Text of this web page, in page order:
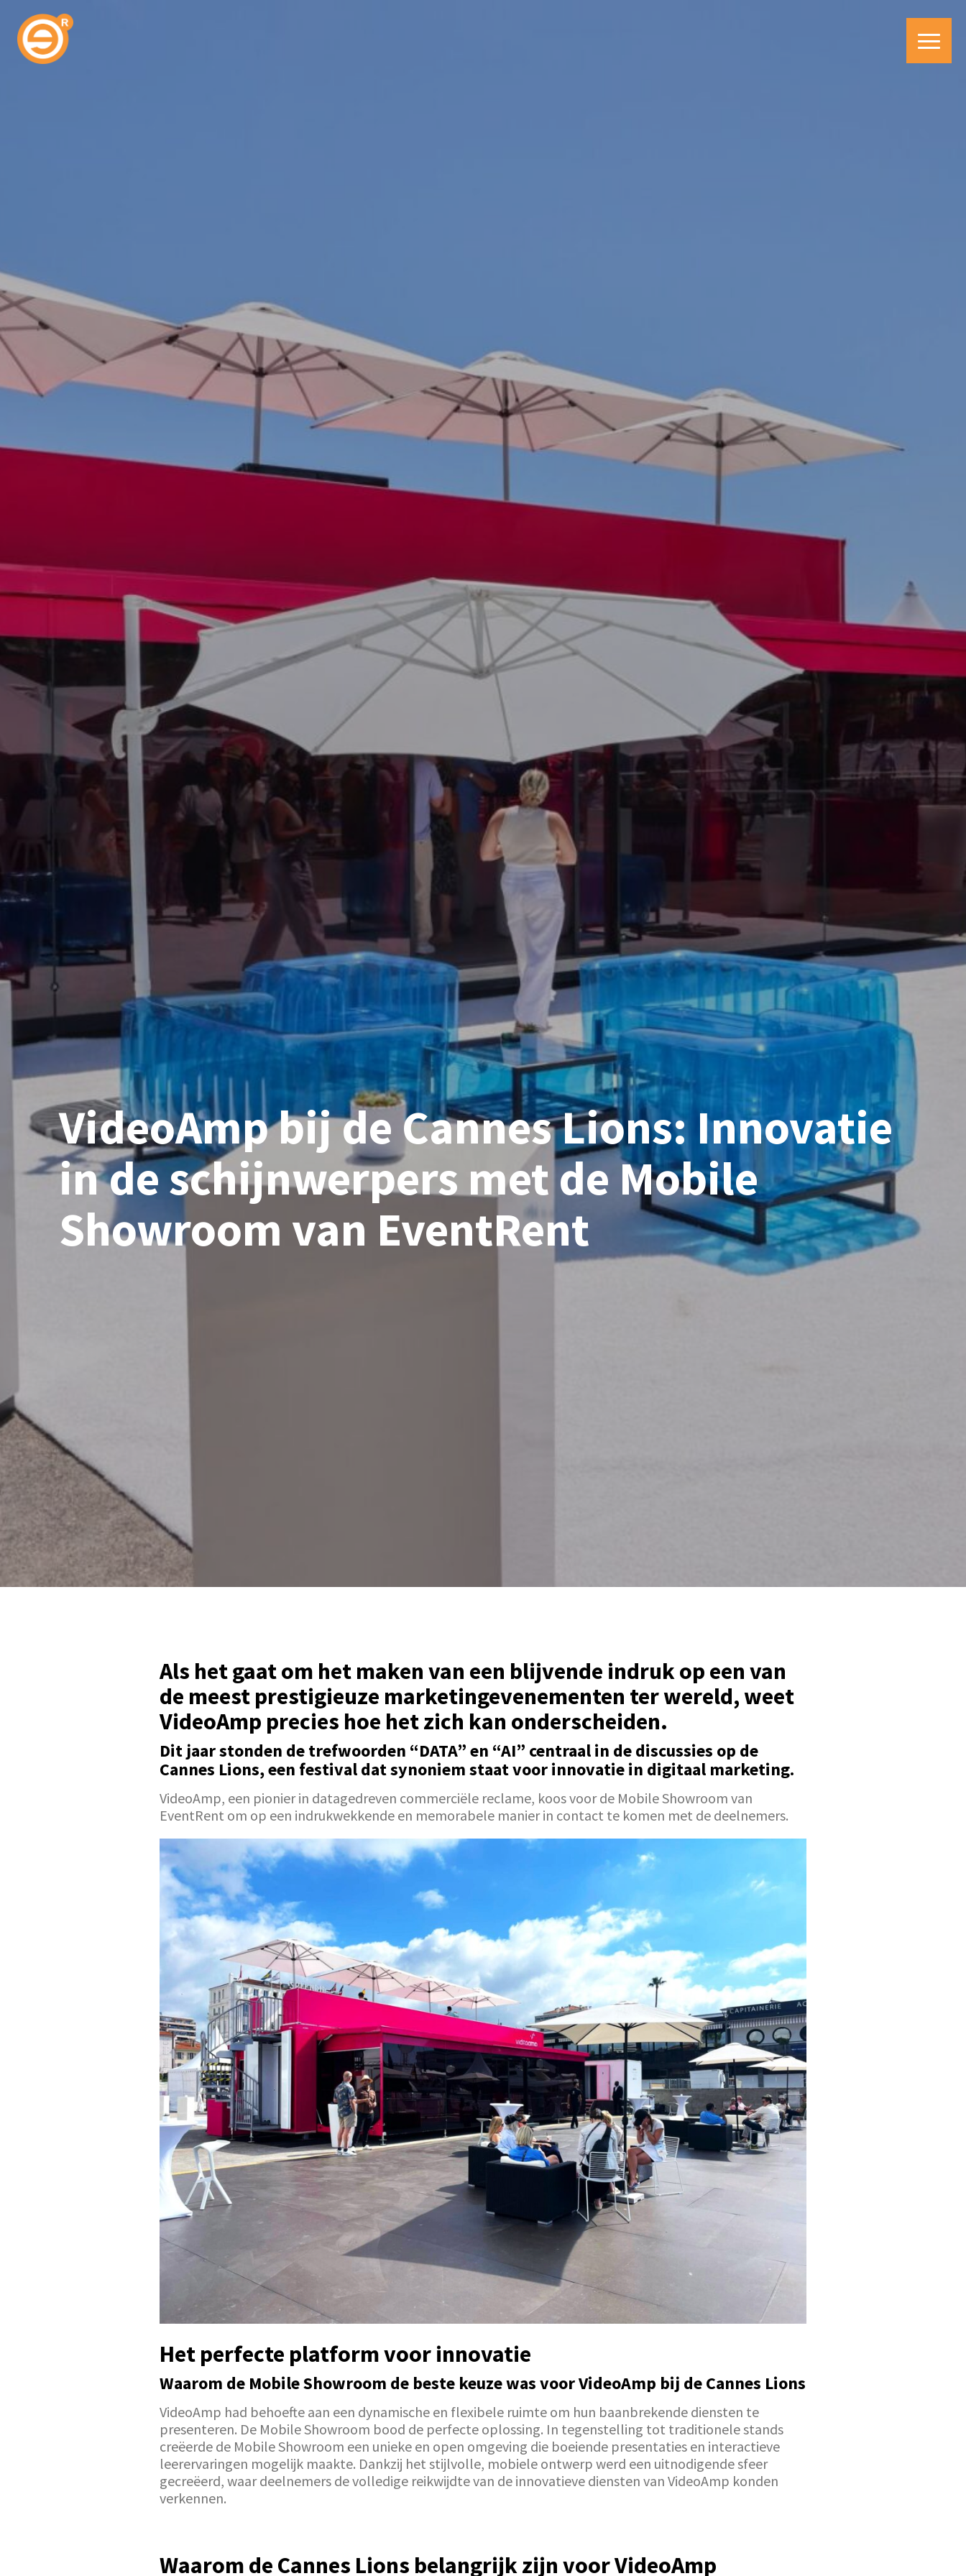
VideoAmp bij de Cannes Lions: Innovatie
in de schijnwerpers met de Mobile
Showroom van EventRent
Als het gaat om het maken van een blijvende indruk op een van
de meest prestigieuze marketingevenementen ter wereld, weet
VideoAmp precies hoe het zich kan onderscheiden.
Dit jaar stonden de trefwoorden “DATA” en “AI” centraal in de discussies op de
Cannes Lions, een festival dat synoniem staat voor innovatie in digitaal marketing.
VideoAmp, een pionier in datagedreven commerciële reclame, koos voor de Mobile Showroom van
EventRent om op een indrukwekkende en memorabele manier in contact te komen met de deelnemers.
Het perfecte platform voor innovatie
Waarom de Mobile Showroom de beste keuze was voor VideoAmp bij de Cannes Lions
VideoAmp had behoefte aan een dynamische en flexibele ruimte om hun baanbrekende diensten te
presenteren. De Mobile Showroom bood de perfecte oplossing. In tegenstelling tot traditionele stands
creëerde de Mobile Showroom een unieke en open omgeving die boeiende presentaties en interactieve
leerervaringen mogelijk maakte. Dankzij het stijlvolle, mobiele ontwerp werd een uitnodigende sfeer
gecreëerd, waar deelnemers de volledige reikwijdte van de innovatieve diensten van VideoAmp konden
verkennen.
Waarom de Cannes Lions belangrijk zijn voor VideoAmp